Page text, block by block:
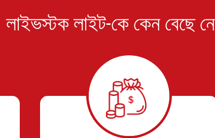
লাইভস্টক লাইট-কে কেন বেছে